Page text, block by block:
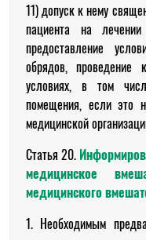
11) допуск к нему
пациента на
предоставление
обрядов, проведение
условиях, в том
помещения, если это
медицинской
Статья 20.
медицинское
медицинского
1. Необходимым